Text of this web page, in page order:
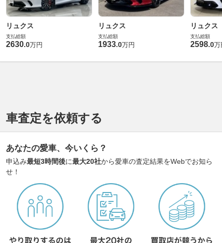
リュクス
支払総額
2630.0万円
リュクス
支払総額
1933.0万円
リュクス
支払総額
2598.0万
車査定を依頼する
あなたの愛車、今いくら？
申込み最短3時間後に最大20社から愛車の査定結果をWebでお知ら
せ！